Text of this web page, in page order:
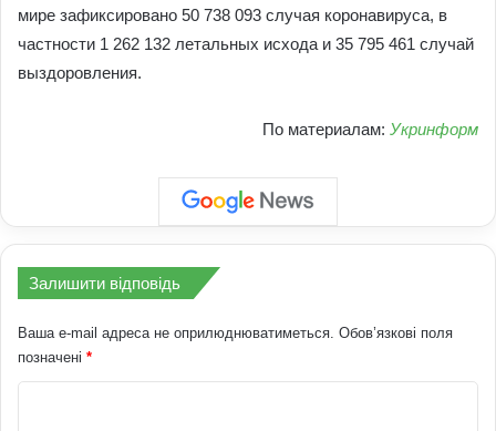
мире зафиксировано 50 738 093 случая коронавируса, в
частности 1 262 132 летальных исхода и 35 795 461 случай
выздоровления.
По материалам: Укринформ
Залишити відповідь
Ваша e-mail адреса не оприлюднюватиметься. Обов’язкові поля
позначені *